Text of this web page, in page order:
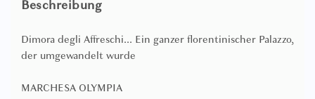
Beschreibung
Dimora degli Affreschi... Ein ganzer florentinischer Palazzo,
der umgewandelt wurde
MARCHESA OLYMPIA